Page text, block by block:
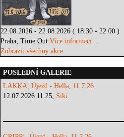
22.08.2026 - 22.08.2026 ( 18:30 - 22:00 )
Praha, Time OutVíce informací ...
Zobrazit všechny akce
POSLEDNÍ GALERIE
LAKKA, Újezd - Hella, 11.7.26
12.07.2026 11:25, Siki